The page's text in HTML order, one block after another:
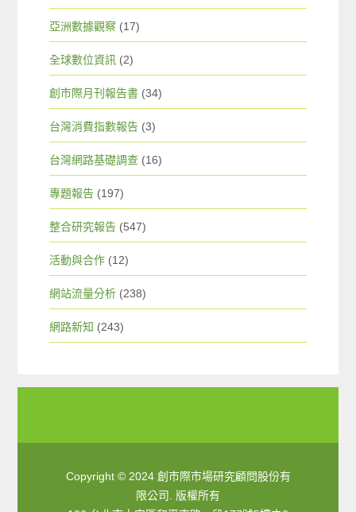
亞洲數據觀察 (17)
全球數位資訊 (2)
創市際月刊報告書 (34)
台灣消費指數報告 (3)
台灣網路基礎調查 (16)
專題報告 (197)
整合研究報告 (547)
活動與合作 (12)
網站流量分析 (238)
網路新知 (243)
Copyright © 2024 創市際市場研究顧問股份有
限公司. 版權所有